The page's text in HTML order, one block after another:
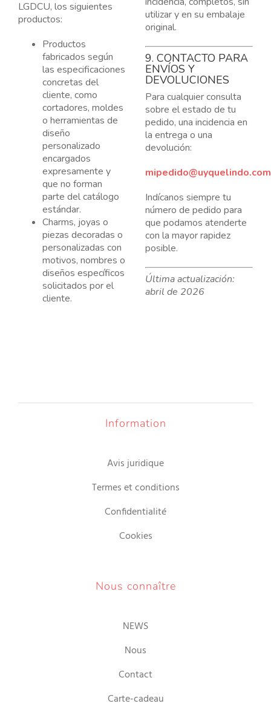
LGDCU, los siguientes
productos:
Productos
fabricados según
las especificaciones
concretas del
cliente, como
cortadores, moldes
o herramientas de
diseño
personalizado
encargados
expresamente y
que no forman
parte del catálogo
estándar.
Charms, joyas o
piezas decoradas o
personalizadas con
motivos, nombres o
diseños específicos
solicitados por el
cliente.
utilizar y en su embalaje
original.
9. CONTACTO PARA
ENVÍOS Y
DEVOLUCIONES
Para cualquier consulta
sobre el estado de tu
pedido, una incidencia en
la entrega o una
devolución:
mipedido@uyquelindo.com
Indícanos siempre tu
número de pedido para
que podamos atenderte
con la mayor rapidez
posible.
Última actualización:
abril de 2026
Information
Avis juridique
Termes et conditions
Confidentialité
Cookies
Nous connaître
NEWS
Nous
Contact
Carte-cadeau